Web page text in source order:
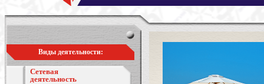
Виды деятельности:
Сетевая
деятельность